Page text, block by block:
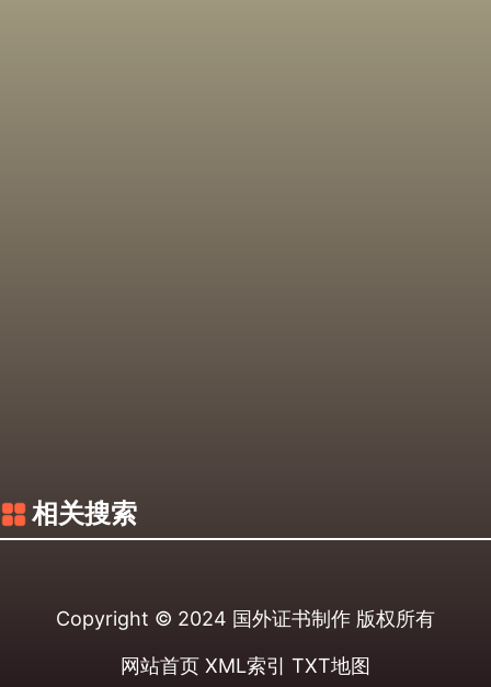
相关搜索
Copyright © 2024 国外证书制作 版权所有
网站首页 XML索引 TXT地图